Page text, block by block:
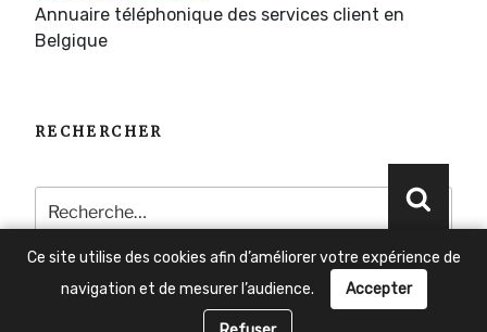
Annuaire téléphonique des services client en
Belgique
RECHERCHER
Recherche
pour
:
Ce site utilise des cookies afin d’améliorer votre expérience de
navigation et de mesurer l’audience.
Accepter